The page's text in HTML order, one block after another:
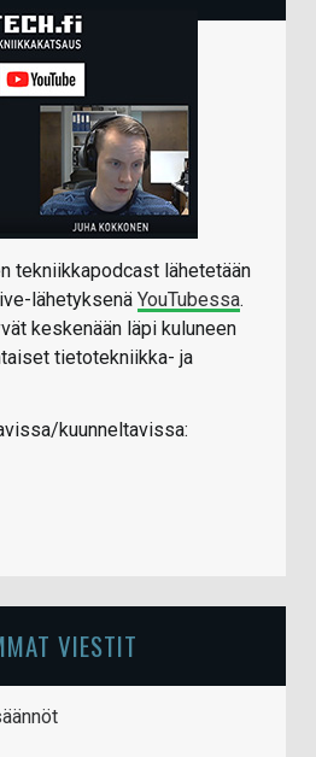
tekniikkapodcast lähetetään
lähetyksenä YouTubessa.
keskenään läpi kuluneen
tietotekniikka- ja
kuunneltavissa:
VIESTIT